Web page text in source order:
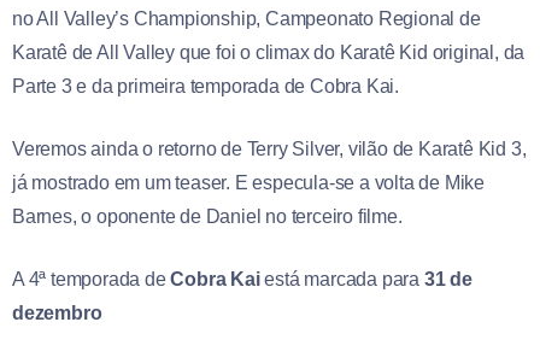
no All Valley’s Championship, Campeonato Regional de
Karatê de All Valley que foi o climax do Karatê Kid original, da
Parte 3 e da primeira temporada de Cobra Kai.
Veremos ainda o retorno de Terry Silver, vilão de Karatê Kid 3,
já mostrado em um teaser. E especula-se a volta de Mike
Barnes, o oponente de Daniel no terceiro filme.
A 4ª temporada deCobra Kaiestá marcada para 31 de
dezembro